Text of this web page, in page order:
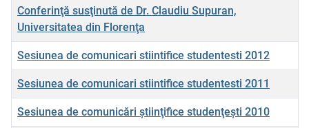
Conferinţă susţinută de Dr. Claudiu Supuran,
Universitatea din Florenţa
Sesiunea de comunicari stiintifice studentesti 2012
Sesiunea de comunicari stiintifice studentesti 2011
Sesiunea de comunicări ştiinţifice studenţeşti 2010